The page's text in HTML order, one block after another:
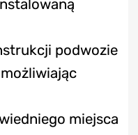
podwozie
miejsca